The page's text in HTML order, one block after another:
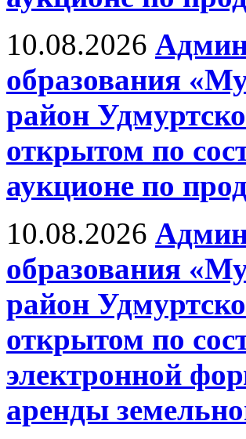
10.08.2026
образования
район
открытом по
аукционе по
10.08.2026
образования
район
открытом по
электронной
аренды